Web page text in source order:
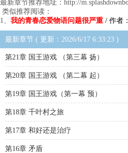
最新章节推荐地址：http://
类似推荐阅读：
1、 我的青春恋爱物语问题很严重 / 作者
最新章节 ( 更新：2026/6/17 6:33:23 )
第21章 国王游戏 （第三幕 扬）
第20章 国王游戏 （第二幕 起）
第19章 国王游戏（第一幕 预）
第18章 千叶村之旅
第17章 和好还是治疗
第16章 矛盾